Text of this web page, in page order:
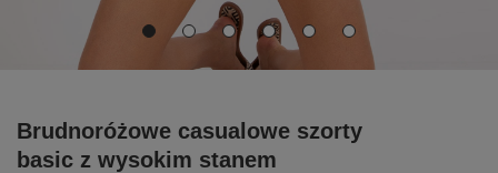
Brudnoróżowe casualowe szorty
basic z wysokim stanem